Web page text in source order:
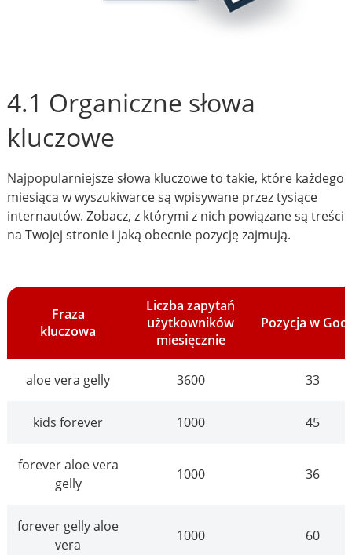
4.1 Organiczne słowa
kluczowe
Najpopularniejsze słowa kluczowe to takie, które każdego
miesiąca w wyszukiwarce są wpisywane przez tysiące
internautów. Zobacz, z którymi z nich powiązane są treści
na Twojej stronie i jaką obecnie pozycję zajmują.
Fraza
kluczowa
Liczba zapytań
użytkowników
miesięcznie
Pozycja w
aloe vera gelly 3600 33
kids forever 1000 45
forever aloe vera
gelly
1000 36
forever gelly aloe
vera
1000 60